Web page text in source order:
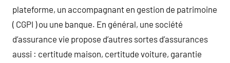
plateforme, un accompagnant en gestion de patrimoine
( CGPI ) ou une banque. En général, une société
d’assurance vie propose d’autres sortes d’assurances
aussi : certitude maison, certitude voiture, garantie